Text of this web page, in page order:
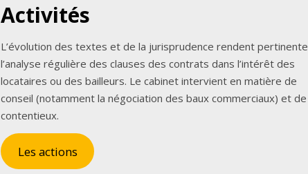
Activités
L’évolution des textes et de la jurisprudence rendent pertinente
l’analyse régulière des clauses des contrats dans l’intérêt des
locataires ou des bailleurs. Le cabinet intervient en matière de
conseil (notamment la négociation des baux commerciaux) et de
contentieux.
Les actions